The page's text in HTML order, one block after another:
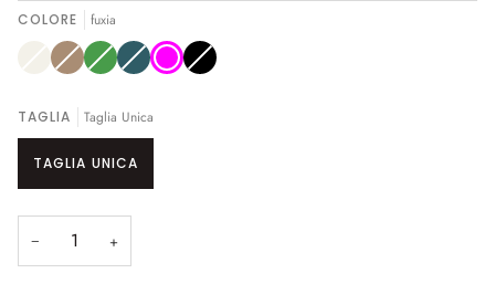
COLORE fuxia
panna
Variante
esaurita
disponibile
CAMMELLO
Variante
esaurita
o
disponibile
Verde
Variante
esaurita
o
OTTANIO
Variante
esaurita
o
fuxia Nero
Variante
esaurita
o
TAGLIA Taglia Unica
TAGLIA UNICA
− +